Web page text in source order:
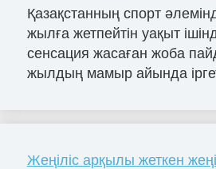
Қазақстанның спорт
жылға жетпейтін уақыт
сенсация жасаған жоба
жылдың мамыр айында
Жеңіліс арқылы жеткен